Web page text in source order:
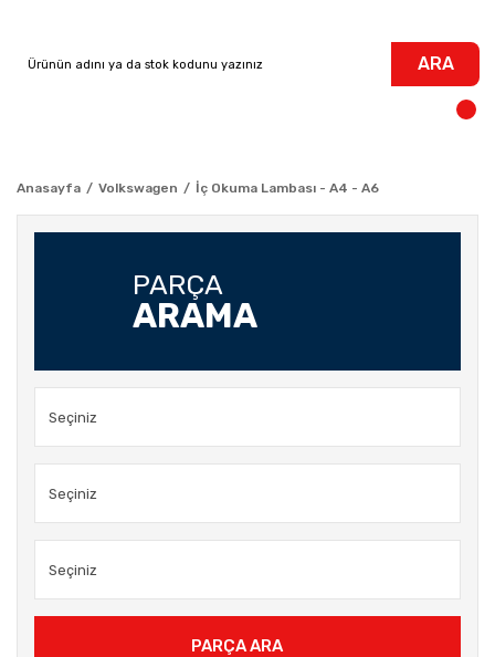
ARA
Anasayfa Volkswagen İç Okuma Lambası - A4 - A6
PARÇA
ARAMA
PARÇA ARA